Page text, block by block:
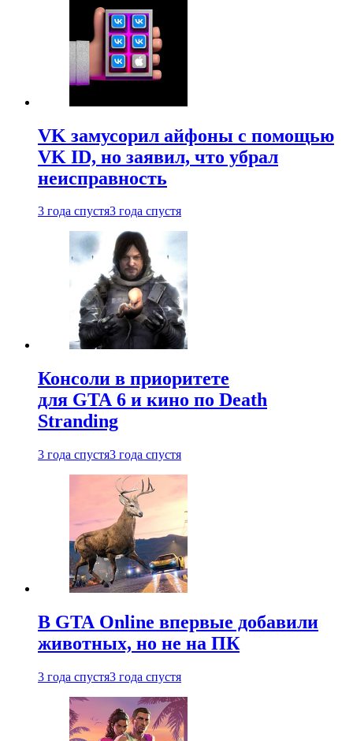
VK замусорил айфоны с помощью
VK ID, но заявил, что убрал
неисправность
3 года спустя3 года спустя
Консоли в приоритете
для GTA 6 и кино по Death
Stranding
3 года спустя3 года спустя
В GTA Online впервые добавили
животных, но не на ПК
3 года спустя3 года спустя